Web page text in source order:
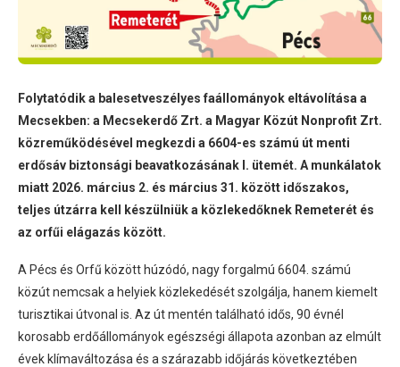
Folytatódik a balesetveszélyes faállományok eltávolítása a
Mecsekben: a Mecsekerdő Zrt. a Magyar Közút Nonprofit Zrt.
közreműködésével megkezdi a 6604-es számú út menti
erdősáv biztonsági beavatkozásának I. ütemét. A munkálatok
miatt 2026. március 2. és március 31. között időszakos,
teljes útzárra kell készülniük a közlekedőknek Remeterét és
az orfűi elágazás között.
A Pécs és Orfű között húzódó, nagy forgalmú 6604. számú
közút nemcsak a helyiek közlekedését szolgálja, hanem kiemelt
turisztikai útvonal is. Az út mentén található idős, 90 évnél
korosabb erdőállományok egészségi állapota azonban az elmúlt
évek klímaváltozása és a szárazabb időjárás következtében